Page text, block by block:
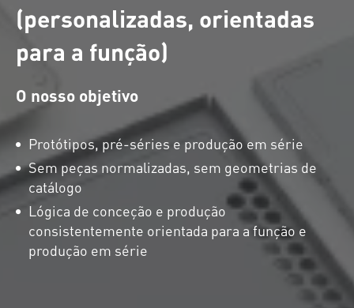
(personalizadas, orientadas
para a função)
O nosso objetivo
Protótipos, pré-séries e produção em série
Sem peças normalizadas, sem geometrias de
catálogo
Lógica de conceção e produção
consistentemente orientada para a função e
produção em série